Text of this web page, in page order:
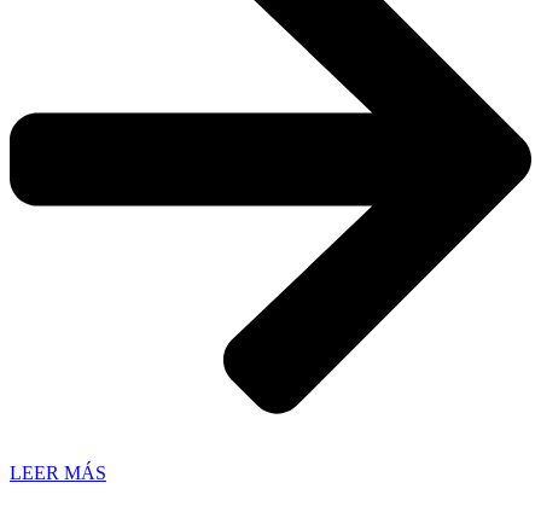
LEER MÁS